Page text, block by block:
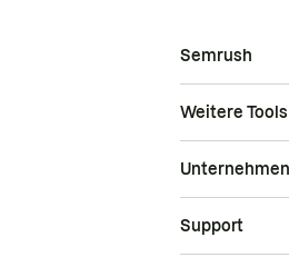
Semrush
Weitere Tools
Unternehmen
Support